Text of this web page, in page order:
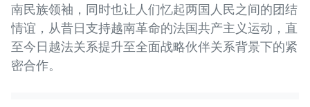
南民族领袖，同时也让人们忆起两国人民之间的团结
情谊，从昔日支持越南革命的法国共产主义运动，直
至今日越法关系提升至全面战略伙伴关系背景下的紧
密合作。